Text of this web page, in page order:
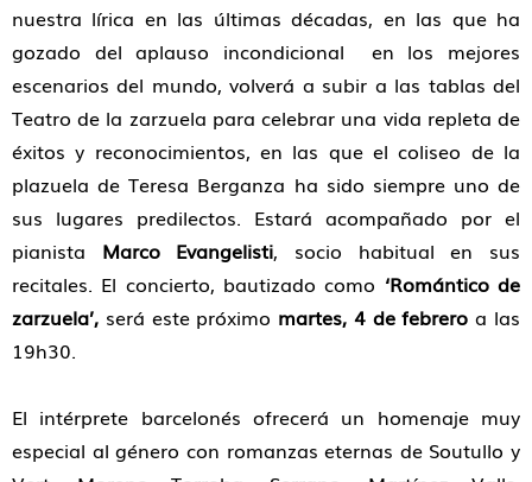
nuestra lírica en las últimas décadas, en las que ha
gozado del aplauso incondicional en los mejores
escenarios del mundo, volverá a subir a las tablas del
Teatro de la zarzuela para celebrar una vida repleta de
éxitos y reconocimientos, en las que el coliseo de la
plazuela de Teresa Berganza ha sido siempre uno de
sus lugares predilectos. Estará acompañado por el
pianista Marco Evangelisti, socio habitual en sus
recitales. El concierto, bautizado como ‘Romántico de
zarzuela’, será este próximo martes, 4 de febrero a las
19h30.
El intérprete barcelonés ofrecerá un homenaje muy
especial al género con romanzas eternas de Soutullo y